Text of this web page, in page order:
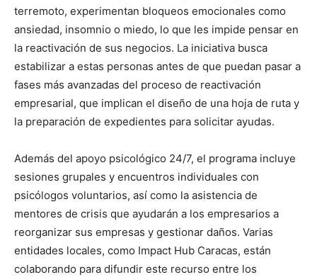
terremoto, experimentan bloqueos emocionales como
ansiedad, insomnio o miedo, lo que les impide pensar en
la reactivación de sus negocios. La iniciativa busca
estabilizar a estas personas antes de que puedan pasar a
fases más avanzadas del proceso de reactivación
empresarial, que implican el diseño de una hoja de ruta y
la preparación de expedientes para solicitar ayudas.
Además del apoyo psicológico 24/7, el programa incluye
sesiones grupales y encuentros individuales con
psicólogos voluntarios, así como la asistencia de
mentores de crisis que ayudarán a los empresarios a
reorganizar sus empresas y gestionar daños. Varias
entidades locales, como Impact Hub Caracas, están
colaborando para difundir este recurso entre los